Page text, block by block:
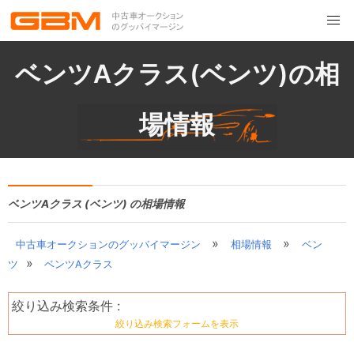
ベンツAクラス(ベンツ)の相
場情報
ベンツAクラス (ベンツ) の相場情報
中古車オークションのグッバイマージン » 相場情報 »
ベン
ツ
» ベンツAクラス
絞り込み検索条件 :
絞り込み検索フォームを表示